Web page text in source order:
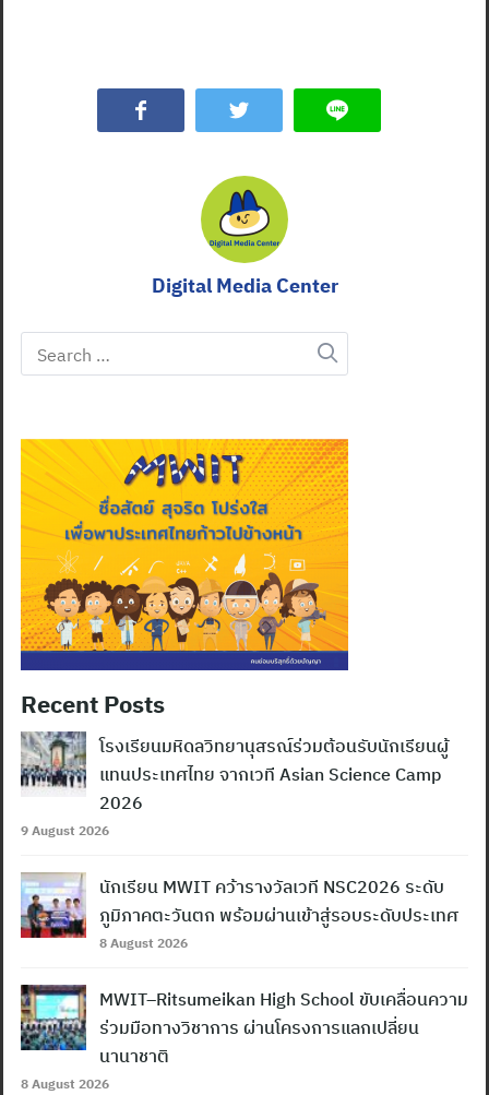
Digital Media Center
Search
for:
Recent Posts
โรงเรียนมหิดลวิทยานุสรณ์ร่วมต้อนรับนักเรียนผู้
แทนประเทศไทย จากเวที Asian Science Camp
2026
9 August 2026
นักเรียน MWIT คว้ารางวัลเวที NSC2026 ระดับ
ภูมิภาคตะวันตก พร้อมผ่านเข้าสู่รอบระดับประเทศ
8 August 2026
MWIT–Ritsumeikan High School ขับเคลื่อนความ
ร่วมมือทางวิชาการ ผ่านโครงการแลกเปลี่ยน
นานาชาติ
8 August 2026